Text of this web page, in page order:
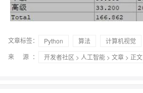
文章标签： Python 算法 计算机视觉
来 源：
开发者社区 > 人工智能 > 文章 > 正文